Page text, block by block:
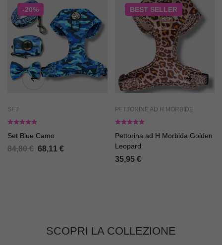
-20%
SET
Set Blue Camo
84,80€ 68,11 €
BEST SELLER
PETTORINE AD H MORBIDE
Pettorina ad H Morbida Golden
Leopard
35,95 €
SCOPRI LA COLLEZIONE